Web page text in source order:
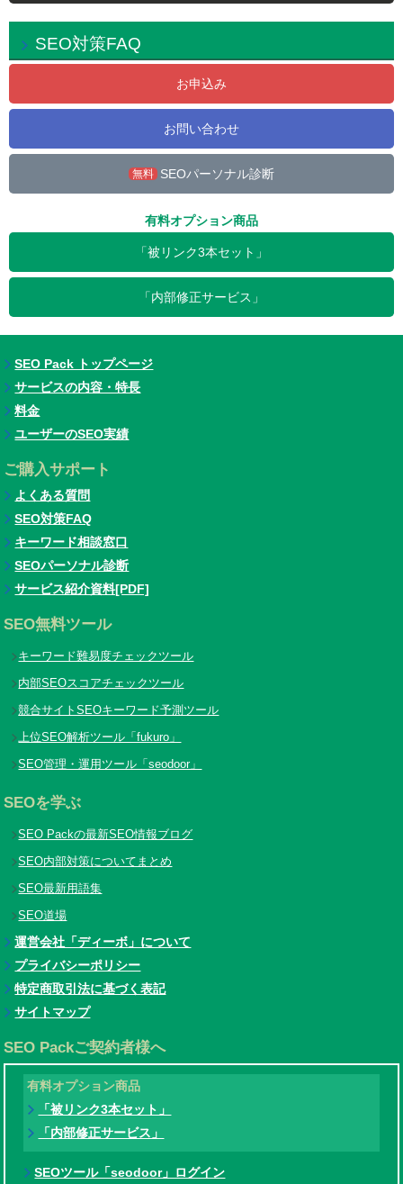
SEO対策FAQ
お申込み
お問い合わせ
無料 SEOパーソナル診断
有料オプション商品
「被リンク3本セット」
「内部修正サービス」
SEO Pack トップページ
サービスの内容・特長
料金
ユーザーのSEO実績
ご購入サポート
よくある質問
SEO対策FAQ
キーワード相談窓口
SEOパーソナル診断
サービス紹介資料[PDF]
SEO無料ツール
キーワード難易度チェックツール
内部SEOスコアチェックツール
競合サイトSEOキーワード予測ツール
上位SEO解析ツール「fukuro」
SEO管理・運用ツール「seodoor」
SEOを学ぶ
SEO Packの最新SEO情報ブログ
SEO内部対策についてまとめ
SEO最新用語集
SEO道場
運営会社「ディーボ」について
プライバシーポリシー
特定商取引法に基づく表記
サイトマップ
SEO Packご契約者様へ
有料オプション商品
「被リンク3本セット」
「内部修正サービス」
SEOツール「seodoor」ログイン